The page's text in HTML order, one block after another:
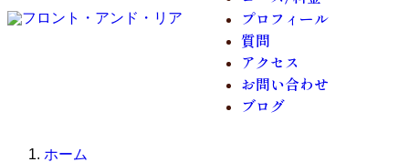
プロフィール
質問
アクセス
お問い合わせ
ブログ
ホーム